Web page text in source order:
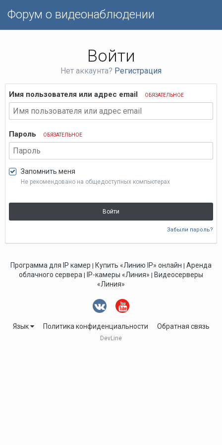
Форум о видеонаблюдении
Войти
Нет аккаунта? Регистрация
Имя пользователя или адрес email ОБЯЗАТЕЛЬНОЕ
Пароль ОБЯЗАТЕЛЬНОЕ
Запомнить меня
Не рекомендовано на общедоступных компьютерах
Войти
Забыли пароль?
Программа для IP камер | Купить «Линию IP» онлайн | Аренда
облачного сервера | IP-камеры «Линия» | Видеосерверы
«Линия»
Язык Политика конфиденциальности Обратная связь
DevLine